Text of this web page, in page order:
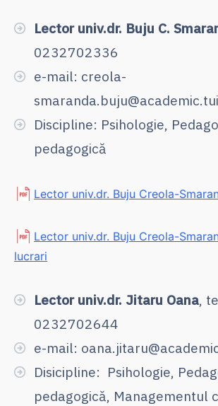
Lector univ.dr. Buju C.
0232702336
e-mail: creola-
Discipline: Psihologie,
pedagogică
Lector univ.dr. Buju Creola-
Lector univ.dr. Buju Creola-
lucrari
Lector univ.dr. Jitaru Oana,
0232702644
e-mail:
Disicipline: Psihologie,
pedagogică, Managementul